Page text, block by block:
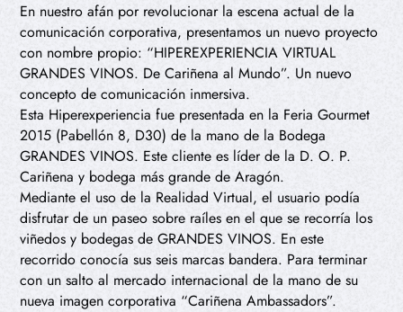
En nuestro afán por revolucionar la escena actual de la
comunicación corporativa, presentamos un nuevo proyecto
con nombre propio: “HIPEREXPERIENCIA VIRTUAL
GRANDES VINOS. De Cariñena al Mundo”. Un nuevo
concepto de comunicación inmersiva.
Esta Hiperexperiencia fue presentada en la Feria Gourmet
2015 (Pabellón 8, D30) de la mano de la Bodega
GRANDES VINOS. Este cliente es líder de la D. O. P.
Cariñena y bodega más grande de Aragón.
Mediante el uso de la Realidad Virtual, el usuario podía
disfrutar de un paseo sobre raíles en el que se recorría los
viñedos y bodegas de GRANDES VINOS. En este
recorrido conocía sus seis marcas bandera. Para terminar
con un salto al mercado internacional de la mano de su
nueva imagen corporativa “Cariñena Ambassadors”.